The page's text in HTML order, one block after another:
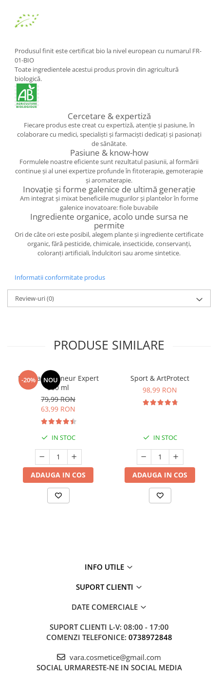
Produsul finit este certificat bio la nivel european cu numarul FR-
01-BIO
Toate ingredientele acestui produs provin din agricultură
biologică.
Cercetare & expertiză
Fiecare produs este creat cu expertiză, atenție și pasiune, în
colaborare cu medici, specialiști și farmaciști dedicați și pasionați
de sănătate.
Pasiune & know-how
Formulele noastre eficiente sunt rezultatul pasiunii, al formării
continue și al unei expertize profunde în fitoterapie, gemoterapie
și aromaterapie.
Inovație și forme galenice de ultimă generație
Am integrat și mixat beneficiile mugurilor și plantelor în forme
galenice inovatoare: fiole buvabile
Ingrediente organice, acolo unde sursa ne
permite
Ori de câte ori este posibil, alegem plante și ingrediente certificate
organic, fără pesticide, chimicale, insecticide, conservanți,
coloranți artificiali, îndulcitori sau arome sintetice.
Informatii conformitate produs
Review-uri(0)
PRODUSE SIMILARE
-20% NOU
Manhaē Draineur Expert
500 ml
79,99 RON
63,99 RON
IN STOC
ADAUGA IN COS
Sport & ArtProtect
98,99 RON
IN STOC
ADAUGA IN COS
INFO UTILE
SUPORT CLIENTI
DATE COMERCIALE
SUPORT CLIENTI L-V: 08:00 - 17:00
COMENZI TELEFONICE: 0738972848
vara.cosmetice@gmail.com
SOCIAL URMARESTE-NE IN SOCIAL MEDIA